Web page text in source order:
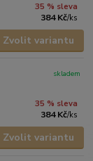
35 % sleva
384 Kč/ks
Zvolit variantu
35 % sleva
384 Kč/ks
skladem
Zvolit variantu